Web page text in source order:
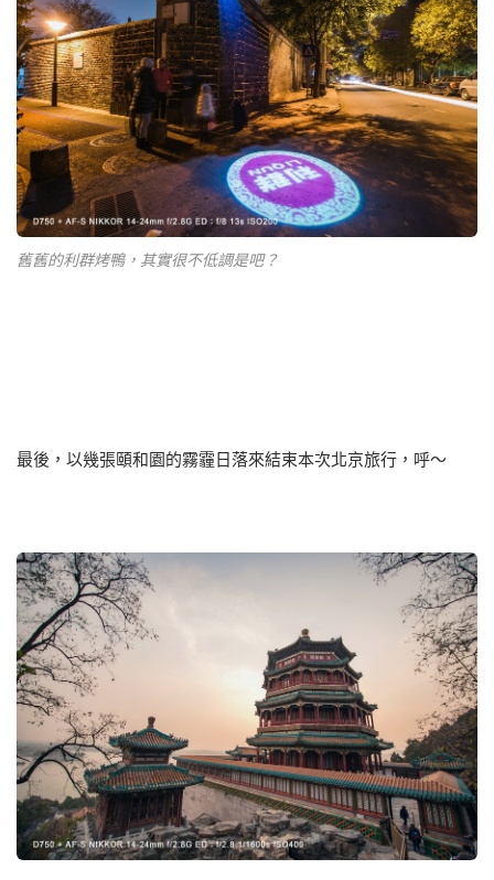
舊舊的利群烤鴨，其實很不低調是吧？
最後，以幾張頤和園的霧霾日落來結束本次北京旅行，呼～